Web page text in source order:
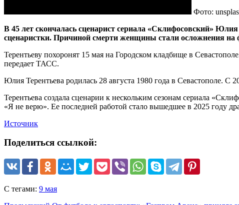
Фото:
В 45 лет скончалась сценарист сериала «Склифосовский»
сценаристки. Причиной смерти женщины стали осложнения на
Терентьеву похоронят 15 мая на Городском кладбище в
передает ТАСС.
Юлия Терентьева родилась 28 августа 1980 года в Севастополе. С
Терентьева создала сценарии к нескольким сезонам сериала
«Я не верю». Ее последней работой стало вышедшее в 2025 году
Источник
Поделиться ссылкой:
С тегами: 9 мая